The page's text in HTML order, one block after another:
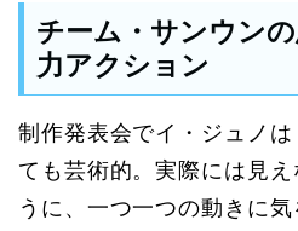
チーム・サンウン
力アクション
制作発表会でイ・ジュノ
ても芸術的。実際には見
うに、一つ一つの動きに